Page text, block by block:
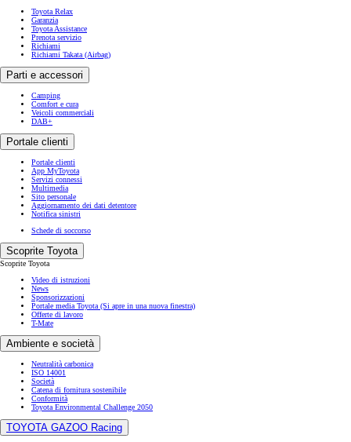
Toyota Relax
Garanzia
Toyota Assistance
Prenota servizio
Richiami
Richiami Takata (Airbag)
Parti e accessori
Camping
Comfort e cura
Veicoli commerciali
DAB+
Portale clienti
Portale clienti
App MyToyota
Servizi connessi
Multimedia
Sito personale
Aggiornamento dei dati detentore
Notifica sinistri
Schede di soccorso
Scoprite Toyota
Scoprite Toyota
Video di istruzioni
News
Sponsorizzazioni
Portale media Toyota (Si apre in una nuova finestra)
Offerte di lavoro
T-Mate
Ambiente e società
Neutralità carbonica
ISO 14001
Società
Catena di fornitura sostenibile
Conformità
Toyota Environmental Challenge 2050
TOYOTA GAZOO Racing